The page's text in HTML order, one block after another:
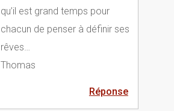
qu’il est grand temps pour
chacun de penser à définir ses
rêves…
Thomas
Réponse